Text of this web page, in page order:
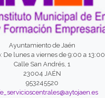
Ayuntamiento de Jaén
De lunes a viernes de 9:00 a 13:00
Calle San Andrés, 1
23004 JAÉN
953245520